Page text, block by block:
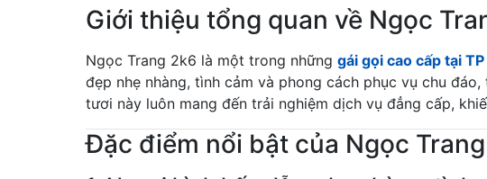
Giới thiệu tổng quan về Ngọc
Ngọc Trang 2k6 là một trong những gái gọi cao cấp tại
đẹp nhẹ nhàng, tình cảm và phong cách phục vụ chu
tươi này luôn mang đến trải nghiệm dịch vụ đẳng cấp,
Đặc điểm nổi bật của Ngọc